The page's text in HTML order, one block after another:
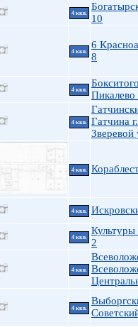
Приморский
Фрунзенский
Центральный
4 ккв.
10
4 ккв.
6
8
4 ккв.
Пикалево
4 ккв.
Гатчина г.
Зверевой
4 ккв.
4 ккв.
4 ккв.
2
4 ккв.
4 ккв.